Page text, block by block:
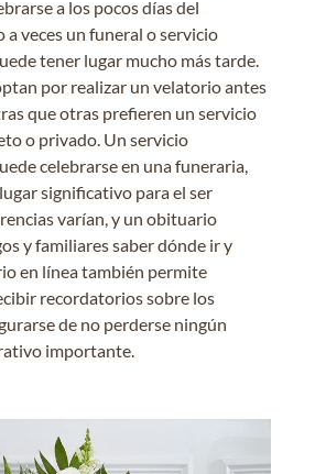
a los pocos días del
veces un funeral o servicio
tener lugar mucho más tarde.
por realizar un velatorio antes
que otras prefieren un servicio
o privado. Un servicio
celebrarse en una funeraria,
significativo para el ser
varían, y un obituario
y familiares saber dónde ir y
en línea también permite
recordatorios sobre los
de no perderse ningún
importante.